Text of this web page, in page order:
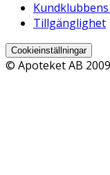
Tillgänglighet
Cookieinställningar
© Apoteket AB